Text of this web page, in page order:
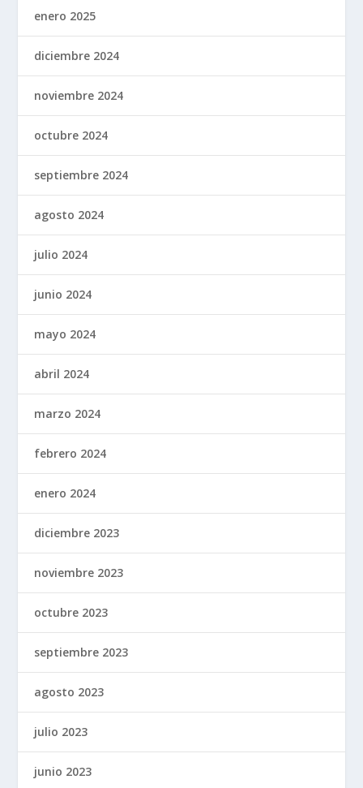
enero 2025
diciembre 2024
noviembre 2024
octubre 2024
septiembre 2024
agosto 2024
julio 2024
junio 2024
mayo 2024
abril 2024
marzo 2024
febrero 2024
enero 2024
diciembre 2023
noviembre 2023
octubre 2023
septiembre 2023
agosto 2023
julio 2023
junio 2023